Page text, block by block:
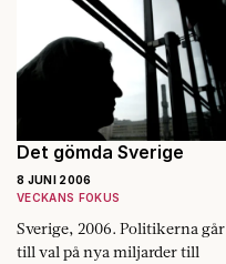
sig att skolan blir mer
likvärdig utan hemläxor. Om
vi…
Det gömda Sverige
8 JUNI 2006
VECKANS FOKUS
Sverige, 2006. Politikerna går
till val på nya miljarder till